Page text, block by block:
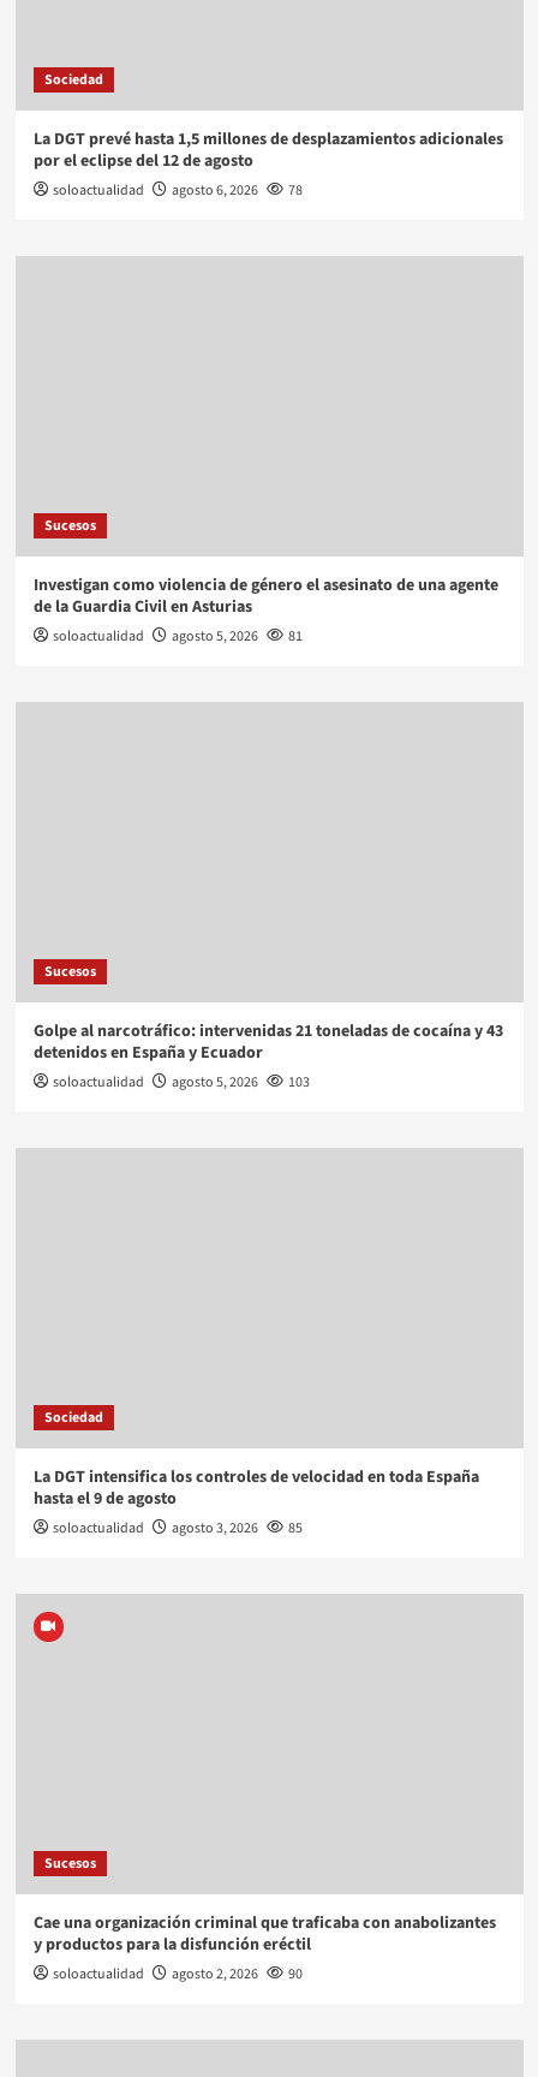
Sociedad
La DGT prevé hasta 1,5 millones de desplazamientos adicionales
por el eclipse del 12 de agosto
soloactualidad agosto 6, 2026 78
Sucesos
Investigan como violencia de género el asesinato de una agente
de la Guardia Civil en Asturias
soloactualidad agosto 5, 2026 81
Sucesos
Golpe al narcotráfico: intervenidas 21 toneladas de cocaína y 43
detenidos en España y Ecuador
soloactualidad agosto 5, 2026 103
Sociedad
La DGT intensifica los controles de velocidad en toda España
hasta el 9 de agosto
soloactualidad agosto 3, 2026 85
Sucesos
Cae una organización criminal que traficaba con anabolizantes
y productos para la disfunción eréctil
soloactualidad agosto 2, 2026 90